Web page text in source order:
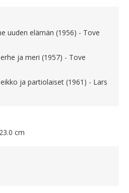
uuden elämän (1956) - Tove
ja meri (1957) - Tove
ja partiolaiset (1961) - Lars
cm